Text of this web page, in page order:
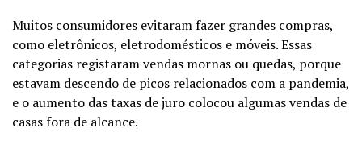
Muitos consumidores evitaram fazer grandes compras,
como eletrônicos, eletrodomésticos e móveis. Essas
categorias registaram vendas mornas ou quedas, porque
estavam descendo de picos relacionados com a pandemia,
e o aumento das taxas de juro colocou algumas vendas de
casas fora de alcance.